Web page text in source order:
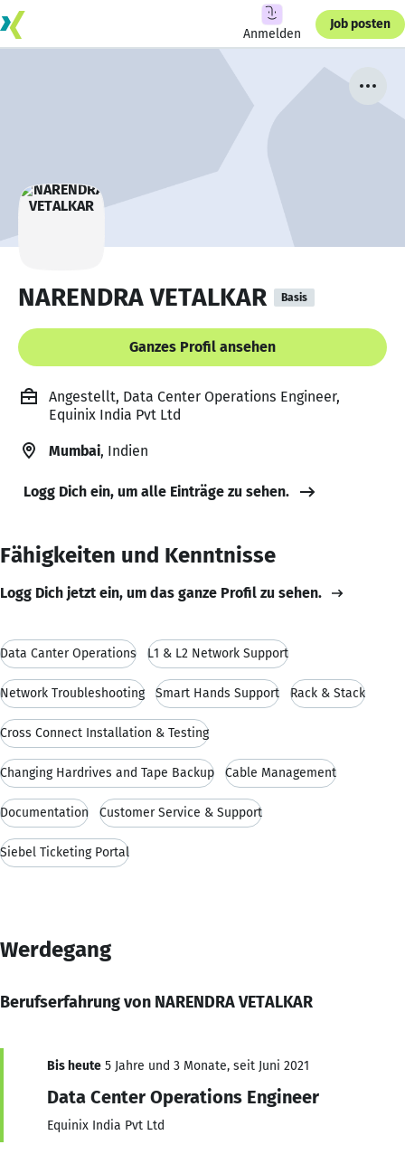
Anmelden
Job posten
NARENDRA VETALKAR Basis
Ganzes Profil ansehen
Angestellt, Data Center Operations Engineer,
Equinix India Pvt Ltd
Mumbai, Indien
Logg Dich ein, um alle Einträge zu sehen.
Fähigkeiten und Kenntnisse
Logg Dich jetzt ein, um das ganze Profil zu sehen.
Data Canter Operations L1 & L2 Network Support
Network Troubleshooting Smart Hands Support Rack & Stack
Cross Connect Installation & Testing
Changing Hardrives and Tape Backup Cable Management
Documentation Customer Service & Support
Siebel Ticketing Portal
Werdegang
Berufserfahrung von NARENDRA VETALKAR
Bis heute 5 Jahre und 3 Monate, seit Juni 2021
Data Center Operations Engineer
Equinix India Pvt Ltd